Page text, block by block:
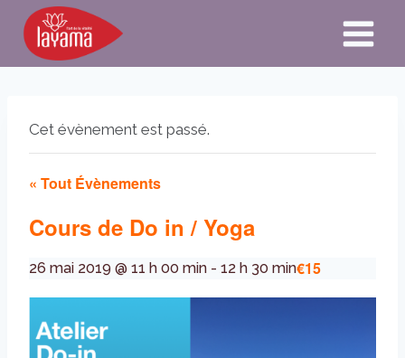
Aller
contenu
Cet évènement est passé.
« Tout Évènements
Cours de Do in / Yoga
26 mai 2019 @ 11 h 00 min - 12 h 30 min€15